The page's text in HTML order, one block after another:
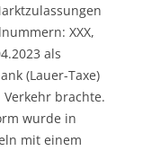
XXX,
als
(Lauer-Taxe)
brachte.
wurde in
mit einem